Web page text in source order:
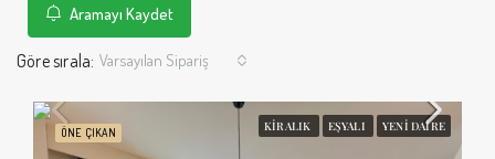
Göre sırala: Varsayılan Sipariş
Aramayı Kaydet
ÖNE ÇIKAN KIRALIK EŞYALI YENI DAIRE